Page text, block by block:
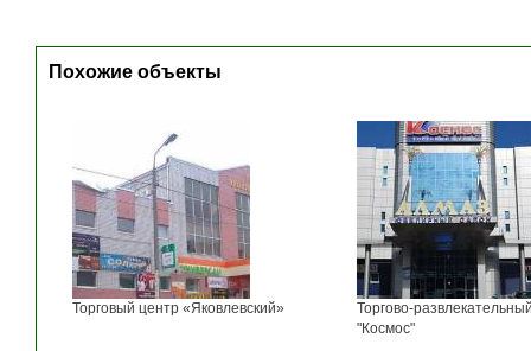
Похожие объекты
Торговый центр «Яковлевский»
Торгово-
"Космос"